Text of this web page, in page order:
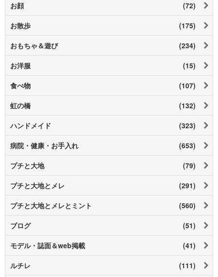
お顔 (72)
お散歩 (175)
おもちゃ＆遊び (234)
お洋服 (15)
食べ物 (107)
虹の橋 (132)
ハンドメイド (323)
病院・健康・お手入れ (653)
プチと大地 (79)
プチと大地とメレ (291)
プチと大地とメレとミント (560)
ブログ (51)
モデル・誌面＆web掲載 (41)
ルチレ (111)